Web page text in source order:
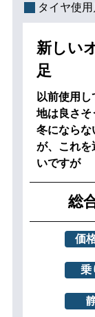
タイヤ使用
新しい
足
以前使用
地は良さそ
冬にならな
が、これを
いですが
総
価
乗